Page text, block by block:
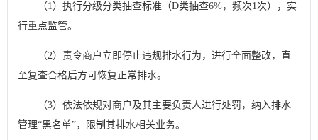
（1）执行分级分类抽查标准（D类抽查6%，频次1次），实
行重点监管。
（2）责令商户立即停止违规排水行为，进行全面整改，直
至复查合格后方可恢复正常排水。
（3）依法依规对商户及其主要负责人进行处罚，纳入排水
管理“黑名单”，限制其排水相关业务。